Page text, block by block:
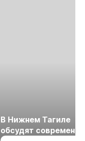
В Нижнем Тагиле
обсудят